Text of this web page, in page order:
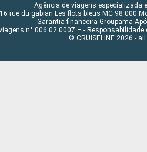
Agência de viagens especializada
16 rue du gabian Les flots bleus MC 98 000
Garantia financeira Groupama
n° 006 02 0007 – -
© CRUISELINE 2026 -